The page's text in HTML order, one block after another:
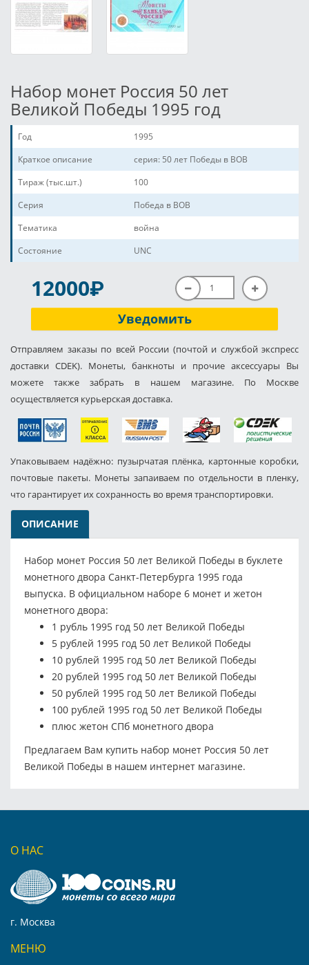
Набор монет Россия 50 лет
Великой Победы 1995 год
Год
1995
Краткое описание
серия: 50 лет Победы в ВОВ
Тираж (тыс.шт.)
100
Серия
Победа в ВОВ
Тематика
война
Состояние
UNC
12000P
Уведомить
Отправляем заказы по всей России (почтой и службой экспресс
доставки CDEK). Монеты, банкноты и прочие аксессуары Вы
можете также забрать в нашем магазине. По Москве
осуществляется курьерская доставка.
Упаковываем надёжно: пузырчатая плёнка, картонные коробки,
почтовые пакеты. Монеты запаиваем по отдельности в пленку,
что гарантирует их сохранность во время транспортировки.
ОПИСАНИЕ
Набор монет Россия 50 лет Великой Победы в буклете
монетного двора Санкт-Петербурга 1995 года
выпуска. В официальном наборе 6 монет и жетон
монетного двора:
1 рубль 1995 год 50 лет Великой Победы
5 рублей 1995 год 50 лет Великой Победы
10 рублей 1995 год 50 лет Великой Победы
20 рублей 1995 год 50 лет Великой Победы
50 рублей 1995 год 50 лет Великой Победы
100 рублей 1995 год 50 лет Великой Победы
плюс жетон СПб монетного двора
Предлагаем Вам купить набор монет Россия 50 лет
Великой Победы в нашем интернет магазине.
О НАС
г. Москва
МЕНЮ